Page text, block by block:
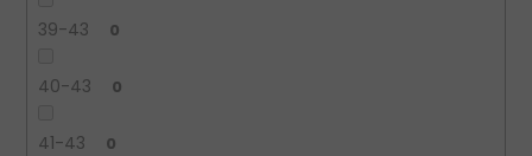
39-43 0
40-43 0
41-43 0